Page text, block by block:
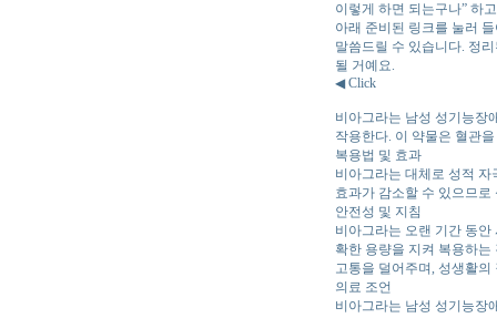
이렇게 하면 되는구나” 하
아래 준비된 링크를 눌러
말씀드릴 수 있습니다. 정
될 거예요.
◀ Click
비아그라는 남성 성기능장
작용한다. 이 약물은 혈관
복용법 및 효과
비아그라는 대체로 성적
효과가 감소할 수 있으므
안전성 및 지침
비아그라는 오랜 기간 동
확한 용량을 지켜 복용하
고통을 덜어주며, 성생활
의료 조언
비아그라는 남성 성기능장